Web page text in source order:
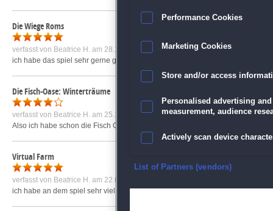
Die Wiege Roms
verfasst von Beatrice H. am 28.10.2009 um 18:41
ich habe das spiel sehr gerne gespielt. es war nicht in sehr kurzer zeit
Die Fisch-Oase: Winterträume
verfasst von Beatrice H. am 25.12.2009 um 20:31
Also ich habe schon die Fisch Oase gespielt und jetzt die Winteredition mir
Virtual Farm
verfasst von Beatrice H. am 22.03.2009 um 11:24
ich habe an dem spiel sehr viel spaß. spiele es zur zeit sehr gern, da es sehr
Performance Cookies
Marketing Cookies
Store and/or access
Personalised advertising
measurement, audience
Actively scan device
Ensure security, prevent
List of Partners (vendors)